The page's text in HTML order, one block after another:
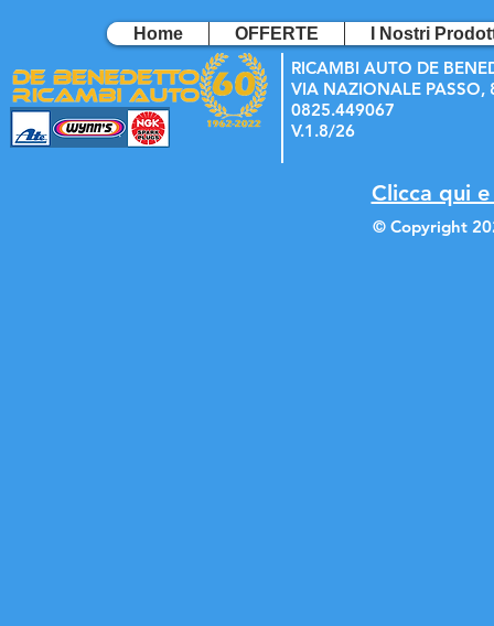
Home OFFERTE I Nostri
RICAMBI AUTO DE
VIA NAZIONALE PASSO,
0825.449067
V.1.8/26
Clicca qui
© Copyright